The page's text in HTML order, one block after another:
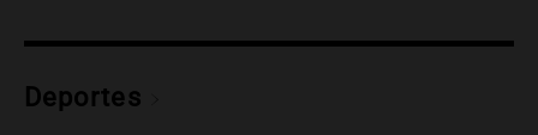
Episodios
metros del río Suquía y retiraron hasta
Deportes